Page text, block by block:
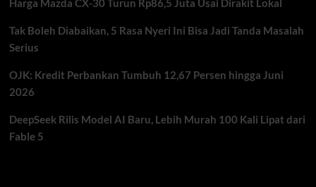
Harga Mazda CX-30 Turun Rp86,5 Juta Usai Dirakit Lokal
Tak Boleh Diabaikan, 5 Rasa Nyeri Ini Bisa Jadi Tanda Masalah
Serius
OJK: Kredit Perbankan Tumbuh 12,67 Persen hingga Juni
2026
DeepSeek Rilis Model AI Baru, Lebih Murah 100 Kali Lipat dari
Fable 5